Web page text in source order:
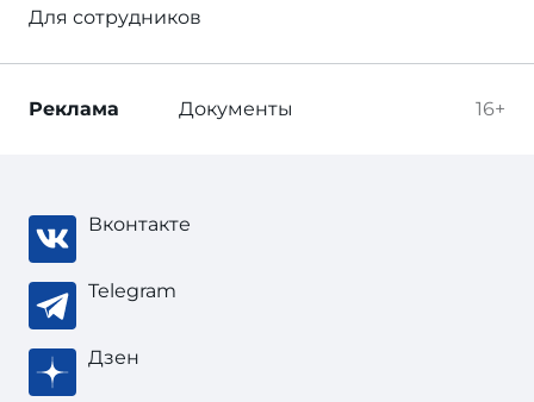
Для сотрудников
16+
Реклама Документы
Вконтакте
Telegram
Дзен